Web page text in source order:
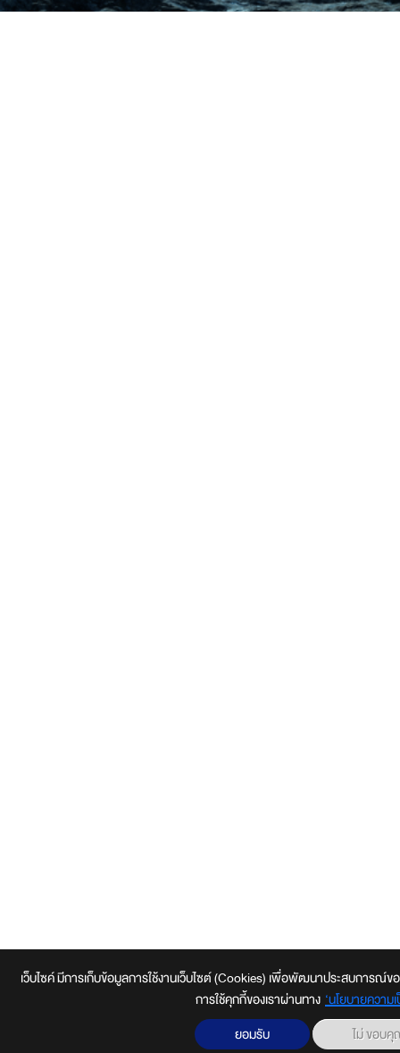
เว็บไซค์ มีการเก็บข้อมูลการใช้งานเว็บไซต์ (Cookies) เพื่อพัฒนาประสบการณ์
การใช้คุกกี้ของเราผ่านทาง ‘นโยบายควา
ยอมรับ
ไม่ ขอบ